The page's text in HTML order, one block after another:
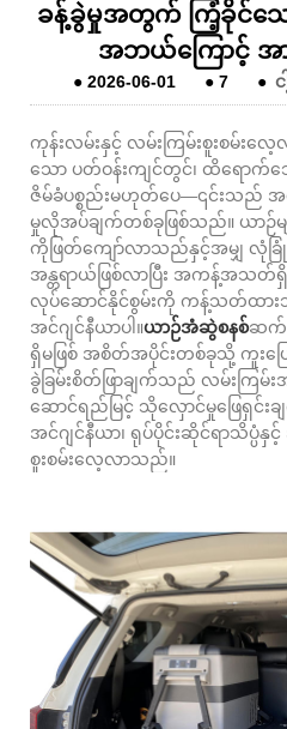
ခန့်ခွဲမှုအတွက် ကြံ့ခိုင်သ
အဘယ်ကြောင့် အ
● 2026-06-01 ● 7 ●
ကုန်းလမ်းနှင့် လမ်းကြမ်းစူးစမ်းလေ့
သော ပတ်ဝန်းကျင်တွင်၊ ထိရော
ဇိမ်ခံပစ္စည်းမဟုတ်ပေ—၎င်းသည်
မှုလိုအပ်ချက်တစ်ခုဖြစ်သည်။ ယာဉ်မ
ကိုဖြတ်ကျော်လာသည်နှင့်အမျှ လုံခြုံ
အန္တရာယ်ဖြစ်လာပြီး အကန့်အသတ်ရှိ
လုပ်ဆောင်နိုင်စွမ်းကို ကန့်သတ်ထား
အင်ဂျင်နီယာပါ။ယာဉ်အံဆွဲစနစ်ဆက်
ရှိမဖြစ် အစိတ်အပိုင်းတစ်ခုသို့ ကူးပြေ
ခွဲခြမ်းစိတ်ဖြာချက်သည် လမ်းကြမ်
ဆောင်ရည်မြင့် သိုလှောင်မှုဖြေရှင်း
အင်ဂျင်နီယာ၊ ရုပ်ပိုင်းဆိုင်ရာသိပ္ပံ
စူးစမ်းလေ့လာသည်။